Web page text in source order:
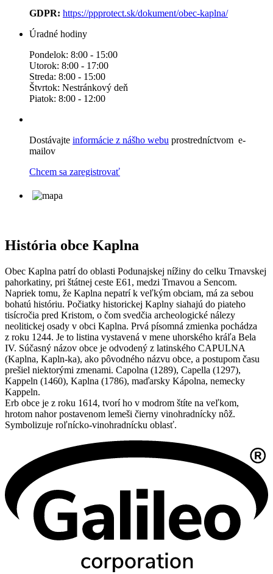
GDPR: https://ppprotect.sk/dokument/obec-kaplna/
Úradné hodiny
Pondelok: 8:00 - 15:00
Utorok: 8:00 - 17:00
Streda: 8:00 - 15:00
Štvrtok: Nestránkový deň
Piatok: 8:00 - 12:00
Dostávajte informácie z nášho webu prostredníctvom e-
mailov
Chcem sa zaregistrovať
História obce Kaplna
Obec Kaplna patrí do oblasti Podunajskej nížiny do celku Trnavskej
pahorkatiny, pri štátnej ceste E61, medzi Trnavou a Sencom.
Napriek tomu, že Kaplna nepatrí k veľkým obciam, má za sebou
bohatú históriu. Počiatky historickej Kaplny siahajú do piateho
tisícročia pred Kristom, o čom svedčia archeologické nálezy
neolitickej osady v obci Kaplna. Prvá písomná zmienka pochádza
z roku 1244. Je to listina vystavená v mene uhorského kráľa Bela
IV. Súčasný názov obce je odvodený z latinského CAPULNA
(Kaplna, Kapln-ka), ako pôvodného názvu obce, a postupom času
prešiel niektorými zmenami. Capolna (1289), Capella (1297),
Kappeln (1460), Kaplna (1786), maďarsky Kápolna, nemecky
Kappeln.
Erb obce je z roku 1614, tvorí ho v modrom štíte na veľkom,
hrotom nahor postavenom lemeši čierny vinohradnícky nôž.
Symbolizuje roľnícko-vinohradnícku oblasť.